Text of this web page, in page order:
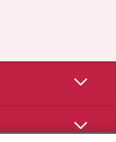
Visa
Visa